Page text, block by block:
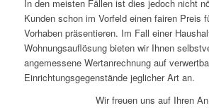
In den meisten Fällen ist dies jedoch nicht
Kunden schon im Vorfeld einen fairen Preis
Vorhaben präsentieren. Im Fall einer
Wohnungsauflösung bieten wir Ihnen
angemessene Wertanrechnung auf
Einrichtungsgegenstände jeglicher Art an.
Wir freuen uns auf Ihren